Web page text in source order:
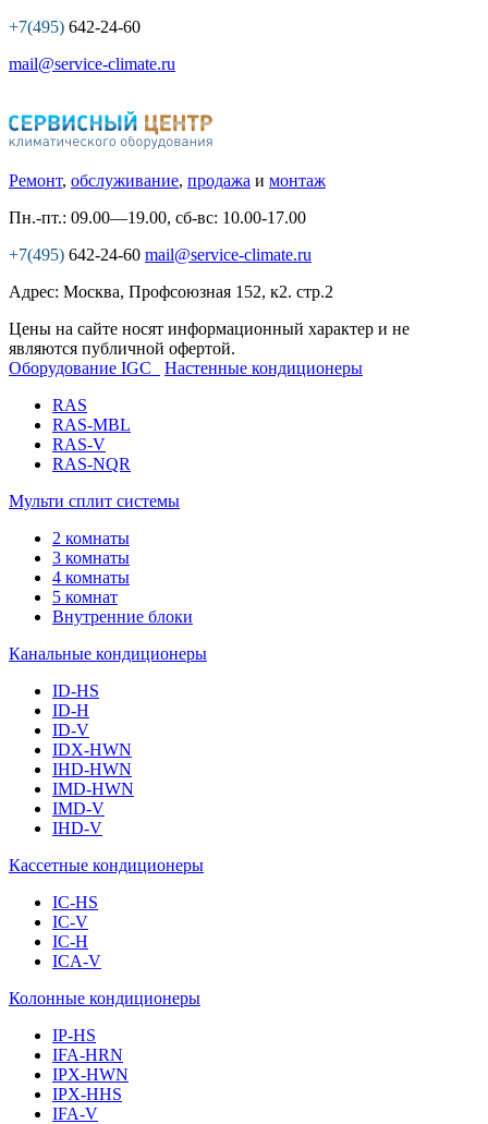
+7(495) 642-24-60
mail@service-climate.ru
Ремонт, обслуживание, продажа и монтаж
Пн.-пт.: 09.00—19.00, сб-вс: 10.00-17.00
+7(495) 642-24-60 mail@service-climate.ru
Адрес: Москва, Профсоюзная 152, к2. стр.2
Цены на сайте носят информационный характер и не
являются публичной офертой.
Оборудование IGC
Настенные кондиционеры
RAS
RAS-MBL
RAS-V
RAS-NQR
Мульти сплит системы
2 комнаты
3 комнаты
4 комнаты
5 комнат
Внутренние блоки
Канальные кондиционеры
ID-HS
ID-H
ID-V
IDX-HWN
IHD-HWN
IMD-HWN
IMD-V
IHD-V
Кассетные кондиционеры
IC-HS
IC-V
IC-H
ICA-V
Колонные кондиционеры
IP-HS
IFA-HRN
IPX-HWN
IPX-HHS
IFA-V